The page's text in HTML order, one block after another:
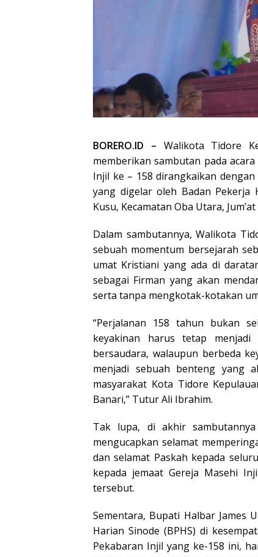
BORERO.ID – Walikota Tidore
memberikan sambutan pada
Injil ke – 158 dirangkaikan
yang digelar oleh Badan Pekerja
Kusu, Kecamatan Oba Utara,
Dalam sambutannya, Walikota
sebuah momentum bersejarah
umat Kristiani yang ada di
sebagai Firman yang akan
serta tanpa mengkotak-kotakan
“Perjalanan 158 tahun bukan
keyakinan harus tetap
bersaudara, walaupun berbeda
menjadi sebuah benteng yang
masyarakat Kota Tidore
Banari,” Tutur Ali Ibrahim.
Tak lupa, di akhir
mengucapkan selamat
dan selamat Paskah kepada
kepada jemaat Gereja Masehi
tersebut.
Sementara, Bupati Halbar James
Harian Sinode (BPHS) di
Pekabaran Injil yang ke-158 ini,